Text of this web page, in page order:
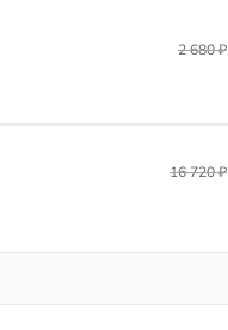
2 680₽
16 720₽